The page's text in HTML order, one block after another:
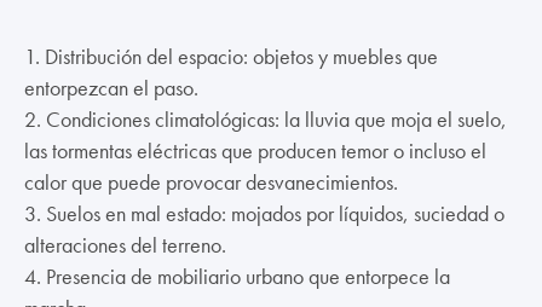
1. Distribución del espacio: objetos y muebles que
entorpezcan el paso.
2. Condiciones climatológicas: la lluvia que moja el suelo,
las tormentas eléctricas que producen temor o incluso el
calor que puede provocar desvanecimientos.
3. Suelos en mal estado: mojados por líquidos, suciedad o
alteraciones del terreno.
4. Presencia de mobiliario urbano que entorpece la